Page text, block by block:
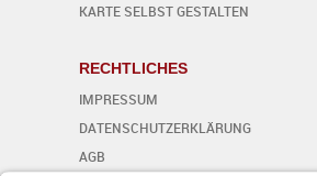
KARTE SELBST GESTALTEN
RECHTLICHES
IMPRESSUM
DATENSCHUTZERKLÄRUNG
AGB